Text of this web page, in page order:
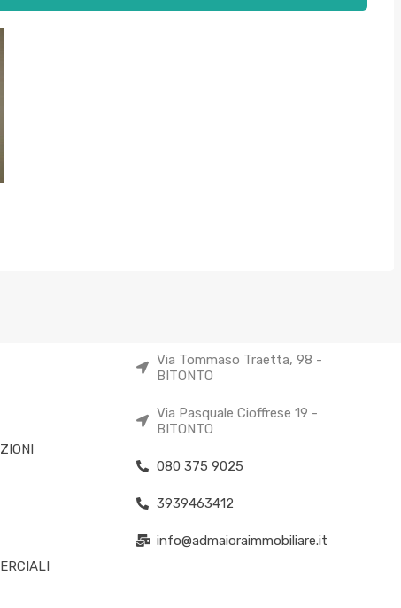
Via Tommaso Traetta, 98 -
BITONTO
Via Pasquale Cioffrese 19 -
BITONTO
080 375 9025
3939463412
info@admaioraimmobiliare.it